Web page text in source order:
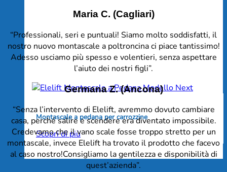
Montascale a pedana per carrozzine
Scopri di più
Maria C. (Cagliari)
“Professionali, seri e puntuali! Siamo molto soddisfatti, il
nostro nuovo montascale a poltroncina ci piace tantissimo!
Adesso usciamo più spesso e volentieri, senza aspettare
l’aiuto dei nostri figli”.
Germana Z. (Ancona)
“Senza l’intervento di Elelift, avremmo dovuto cambiare
casa, perché salire e scendere era diventato impossibile.
Credevamo che il vano scale fosse troppo stretto per un
montascale, invece Elelift ha trovato il prodotto che facevo
al caso nostro!Consigliamo la gentilezza e disponibilità di
quest’azienda”.